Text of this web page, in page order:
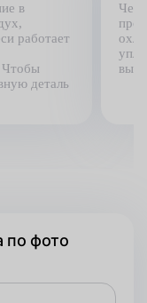
в
работает
Чтобы
деталь
по фото